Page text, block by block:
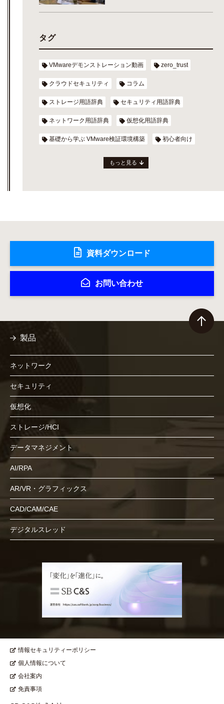
タグ
VMwareデモンストレーション動画 zero_trust
クラウドセキュリティ コラム
ストレージ用語辞典 セキュリティ用語辞典
ネットワーク用語辞典 仮想化用語辞典
基礎から学ぶ VMware検証環境構築 初心者向け
もっと見る
資料ダウンロード
お問い合わせ
製品
ネットワーク
セキュリティ
仮想化
ストレージ/HCI
データマネジメント
AI/RPA
AR/VR・グラフィックス
CAD/CAM/CAE
デジタルスレッド
情報セキュリティーポリシー
個人情報について
会社案内
免責事項